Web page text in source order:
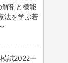
解剖と機能
法を学ぶ若
模試2022ー